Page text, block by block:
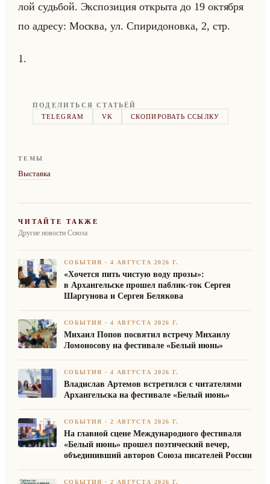
лой судьбой. Экс­по­зи­ция от­кры­та до 19 ок­тяб­ря
по ад­ре­су: Москва, ул. Спи­ри­до­нов­ка, 2, стр.
1.
ПОДЕЛИТЬСЯ СТАТЬЁЙ
TELEGRAM
VK СКОПИРОВАТЬ ССЫЛКУ
ТЕМЫ
Выставка
ЧИТАЙТЕ ТАКЖЕ
Другие новости Союза
СОБЫТИЯ ·4 АВГУСТА 2026 Г.
«Хочется пить чистую воду прозы»:
в Архангельске прошел паблик-ток Сергея
Шаргунова и Сергея Белякова
СОБЫТИЯ ·4 АВГУСТА 2026 Г.
Михаил Попов посвятил встречу Михаилу
Ломоносову на фестивале «Белый июнь»
СОБЫТИЯ ·4 АВГУСТА 2026 Г.
Владислав Артемов встретился с читателями
Архангельска на фестивале «Белый июнь»
СОБЫТИЯ ·2 АВГУСТА 2026 Г.
На главной сцене Международного фестиваля
«Белый июнь» прошел поэтический вечер,
объединивший авторов Союза писателей России
СОБЫТИЯ ·2 АВГУСТА 2026 Г.